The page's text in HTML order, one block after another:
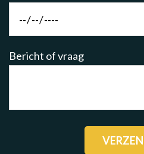
Bericht of vraag